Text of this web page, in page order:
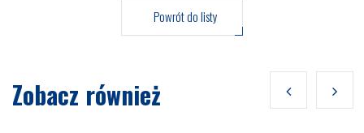
Powrót do listy
Zobacz również